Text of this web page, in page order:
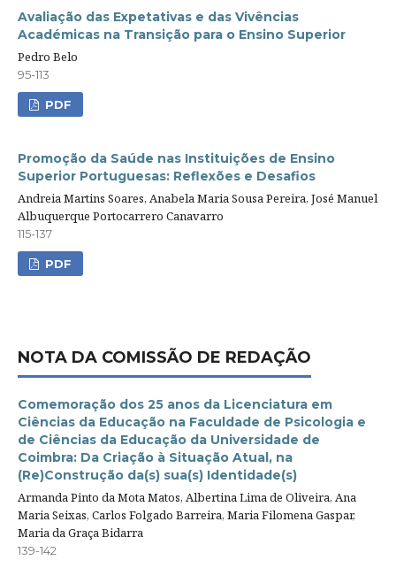
Avaliação das Expetativas e das Vivências
Académicas na Transição para o Ensino Superior
Pedro Belo
95-113
PDF
Promoção da Saúde nas Instituições de Ensino
Superior Portuguesas: Reflexões e Desafios
Andreia Martins Soares, Anabela Maria Sousa Pereira, José Manuel
Albuquerque Portocarrero Canavarro
115-137
PDF
NOTA DA COMISSÃO DE REDAÇÃO
Comemoração dos 25 anos da Licenciatura em
Ciências da Educação na Faculdade de Psicologia e
de Ciências da Educação da Universidade de
Coimbra: Da Criação à Situação Atual, na
(Re)Construção da(s) sua(s) Identidade(s)
Armanda Pinto da Mota Matos, Albertina Lima de Oliveira, Ana
Maria Seixas, Carlos Folgado Barreira, Maria Filomena Gaspar,
Maria da Graça Bidarra
139-142